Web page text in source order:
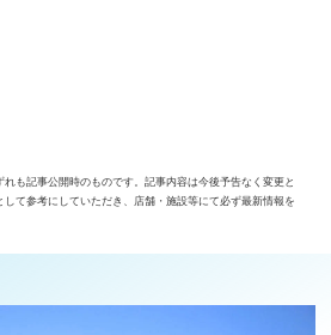
も記事公開時のものです。記事内容は今後予告なく変更と
て参考にしていただき、店舗・施設等にて必ず最新情報を